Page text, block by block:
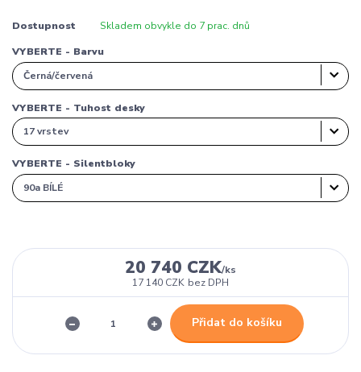
Dostupnost Skladem obvykle do 7 prac. dnů
VYBERTE - Barvu
VYBERTE - Tuhost desky
VYBERTE - Silentbloky
20 740 CZK/ks
17 140 CZK bez DPH
Přidat do košíku